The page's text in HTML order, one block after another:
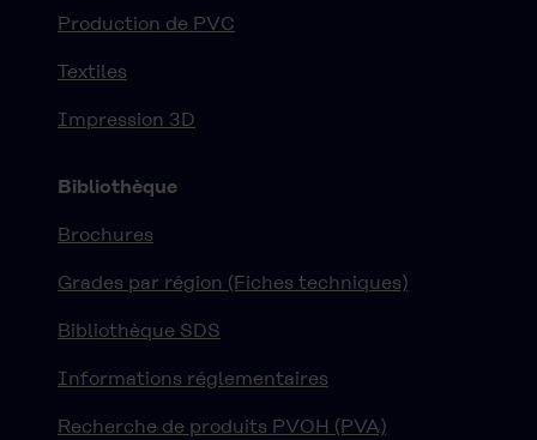
Production de PVC
Textiles
Impression 3D
Bibliothèque
Brochures
Grades par région (Fiches techniques)
Bibliothèque SDS
Informations réglementaires
Recherche de produits PVOH (PVA)